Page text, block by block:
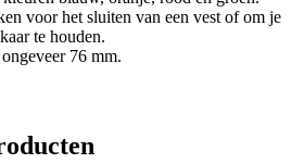
voor het sluiten van een vest of om je
te houden.
76 mm.